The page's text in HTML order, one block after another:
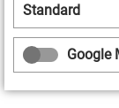
Ort:Die
den Link zur
Standard
Google